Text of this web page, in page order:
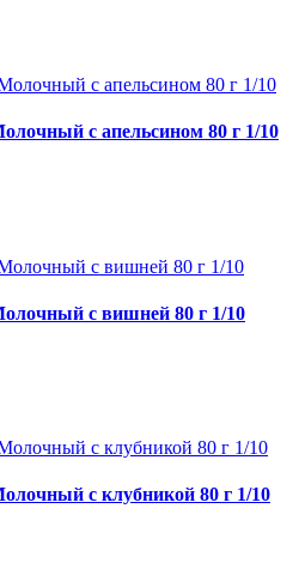
с апельсином 80 г 1/10
с вишней 80 г 1/10
с клубникой 80 г 1/10